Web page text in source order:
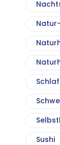
Schlaf
Sushi